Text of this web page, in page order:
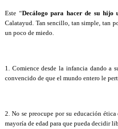
Este “Decálogo para hacer de su hijo
Calatayud. Tan sencillo, tan simple, tan
un poco de miedo.
1. Comience desde la infancia dando a
convencido de que el mundo entero le
2. No se preocupe por su educación
mayoría de edad para que pueda decidir